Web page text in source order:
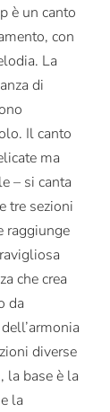
è un canto
con
La
di
Il canto
ma
– si canta
tre sezioni
raggiunge
che crea
da
diverse
la base è la
la